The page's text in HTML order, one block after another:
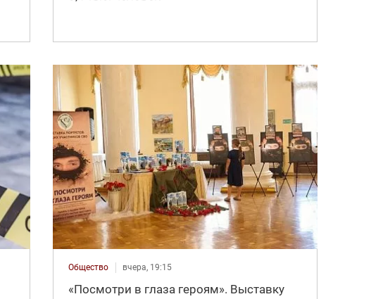
Общество вчера, 19:15
«Посмотри в глаза героям». Выставку